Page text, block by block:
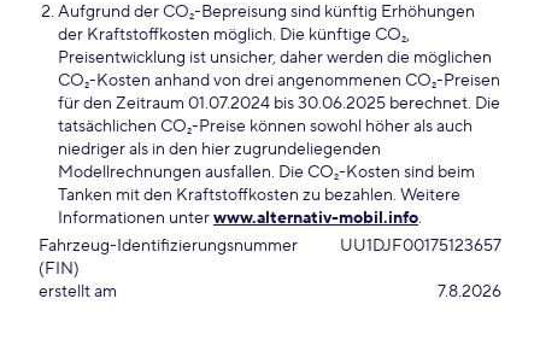
Aufgrund der CO₂-Bepreisung sind künftig Erhöhungen
der Kraftstoffkosten möglich. Die künftige CO₂,
Preisentwicklung ist unsicher, daher werden die möglichen
CO₂-Kosten anhand von drei angenommenen CO₂-Preisen
für den Zeitraum 01.07.2024 bis 30.06.2025 berechnet. Die
tatsächlichen CO₂-Preise können sowohl höher als auch
niedriger als in den hier zugrundeliegenden
Modellrechnungen ausfallen. Die CO₂-Kosten sind beim
Tanken mit den Kraftstoffkosten zu bezahlen. Weitere
Informationen unterwww.alternativ-mobil.info.
Fahrzeug-Identifizierungsnummer
(FIN)
UU1DJF00175123657
erstellt am 7.8.2026